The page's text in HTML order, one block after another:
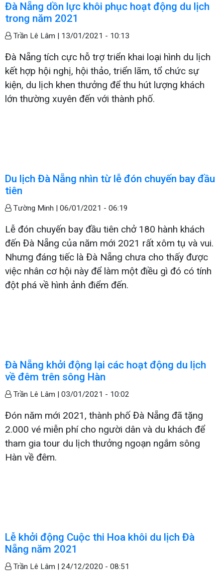
Đà Nẵng dồn lực khôi phục hoạt động du lịch
trong năm 2021
Trần Lê Lâm | 13/01/2021 - 10:13
Đà Nẵng tích cực hỗ trợ triển khai loại hình du lịch
kết hợp hội nghị, hội thảo, triển lãm, tổ chức sự
kiện, du lịch khen thưởng để thu hút lượng khách
lớn thường xuyên đến với thành phố.
Du lịch Đà Nẵng nhìn từ lễ đón chuyến bay đầu
tiên
Tường Minh | 06/01/2021 - 06:19
Lễ đón chuyến bay đầu tiên chở 180 hành khách
đến Đà Nẵng của năm mới 2021 rất xôm tụ và vui.
Nhưng đáng tiếc là Đà Nẵng chưa cho thấy được
việc nhân cơ hội này để làm một điều gì đó có tính
đột phá về hình ảnh điểm đến.
Đà Nẵng khởi động lại các hoạt động du lịch
về đêm trên sông Hàn
Trần Lê Lâm | 03/01/2021 - 10:02
Đón năm mới 2021, thành phố Đà Nẵng đã tặng
2.000 vé miễn phí cho người dân và du khách để
tham gia tour du lịch thưởng ngoạn ngắm sông
Hàn về đêm.
Lễ khởi động Cuộc thi Hoa khôi du lịch Đà
Nẵng năm 2021
Trần Lê Lâm | 24/12/2020 - 08:51